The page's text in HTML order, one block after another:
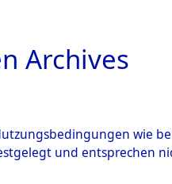
Archives
wie
und entsprechen